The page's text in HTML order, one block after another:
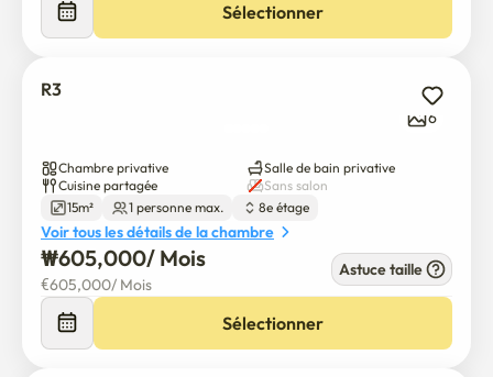
Sélectionner
R3
6
Chambre privative
Salle de bain privative
Cuisine partagée
Sans salon
15m²
1 personne max. 8e étage
Voir tous les détails de la chambre
₩605,000/ Mois
€605,000/ Mois
Astuce taille
Sélectionner